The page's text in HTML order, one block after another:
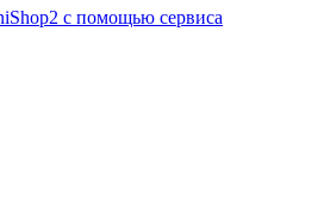
с помощью сервиса